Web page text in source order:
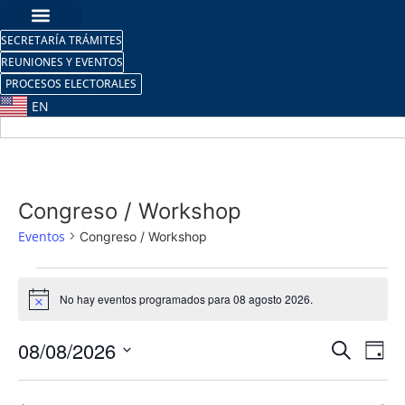
SECRETARÍA TRÁMITES
REUNIONES Y EVENTOS
PROCESOS ELECTORALES
EN
Congreso / Workshop
Eventos Congreso / Workshop
Aviso No hay eventos programados para 08 agosto 2026.
de
Buscar
de
Día
08/08/2026
la
fecha.